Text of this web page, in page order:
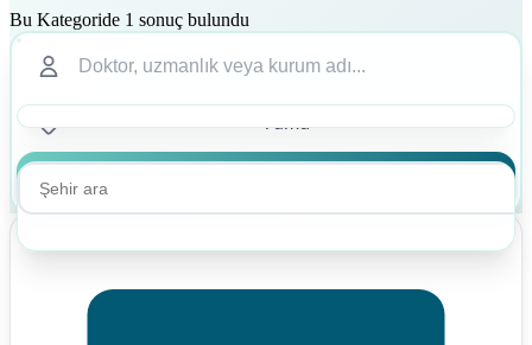
Bu Kategoride 1 sonuç bulundu